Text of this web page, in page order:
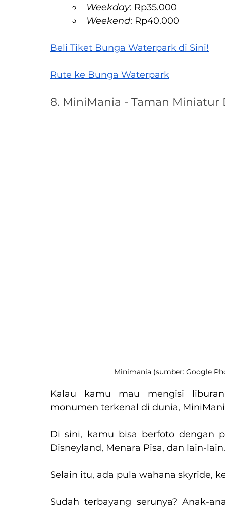
Weekday: Rp35.000
Weekend: Rp40.000
Beli Tiket Bunga Waterpark di Sini!
Rute ke Bunga Waterpark
8. MiniMania - Taman Miniatur
Minimania (sumber: Google
Kalau kamu mau mengisi
monumen terkenal di dunia,
Di sini, kamu bisa berfoto dengan
Disneyland, Menara Pisa, dan lain-
Selain itu, ada pula wahana skyride,
Sudah terbayang serunya? Anak-